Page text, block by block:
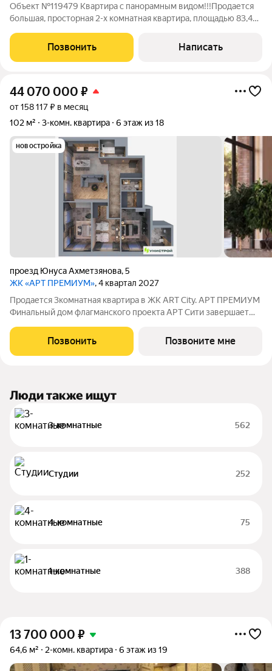
Объект №119479 Квартира с панорамным видом!!!Продается
большая, просторная 2-х комнатная квартира, площадью 83,4
только технический этаж), что для данного дома является
преимуществом ( никто
Позвонить Написать
44 070 000 ₽
от 158 117 ₽ в месяц
102 м²
3-комн. квартира 6 этаж из 18
новостройка
проезд Юнуса Ахметзянова,5
ЖК «АРТ ПРЕМИУМ», 4 квартал 2027
Продается 3комнатная квартира в ЖК ART City. АРТ ПРЕМИУМ
Финальный дом флагманского проекта АРТ Сити завершает
Здесь все под рукой: бассейн, фитнес-зона и ресторан. В лобби
встречает консьерж, а
Позвонить Позвоните мне
Люди также ищут
3-комнатные 562
Студии 252
4-комнатные 75
1-комнатные 388
13 700 000 ₽
64,6 м² 2-комн. квартира 6 этаж из 19